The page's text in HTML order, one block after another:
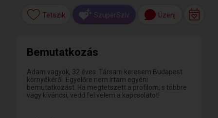
Tetszik SzuperSzív Üzenj
Bemutatkozás
Adam vagyok, 32 éves. Társam keresem Budapest
környékéről. Egyelőre nem írtam egyéni
bemutatkozást. Ha megtetszett a profilom, s többre
vagy kíváncsi, vedd fel velem a kapcsolatot!